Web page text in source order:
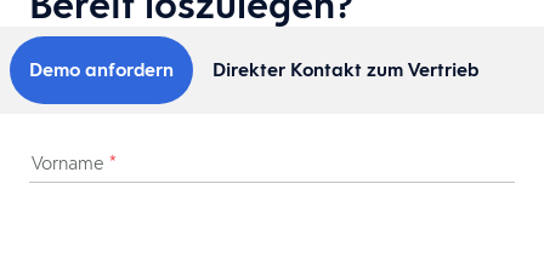
Demo anfordern Direkter Kontakt zum Vertrieb
Vorname *